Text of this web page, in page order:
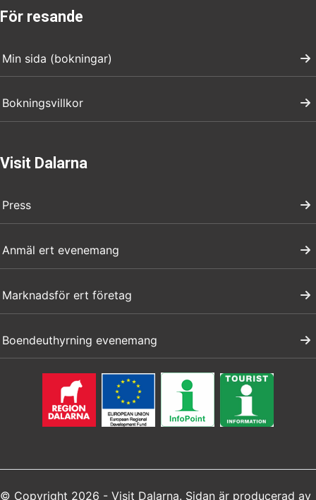
För resande
Min sida (bokningar)
Bokningsvillkor
Visit Dalarna
Press
Anmäl ert evenemang
Marknadsför ert företag
Boendeuthyrning evenemang
© Copyright 2026 - Visit Dalarna. Sidan är producerad av